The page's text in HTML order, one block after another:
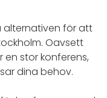
alternativen för att
Oavsett
stor konferens,
dina behov.